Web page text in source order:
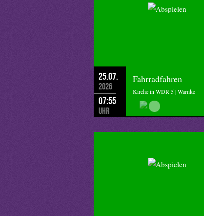
25.07.
2026
07:55
Uhr
Fahrradfahren
Kirche in WDR 5 | Warnke